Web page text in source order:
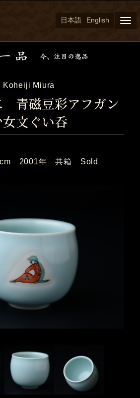
日本語 English
Koheiji Miura
青磁豆彩アフガン
文ぐい呑
2001年 共箱 Sold